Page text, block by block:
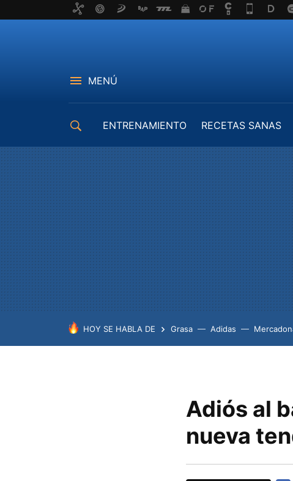
MENÚ
ENTRENAMIENTO RECETAS SANAS
HOY SE HABLA DE Grasa Adidas
Adiós al
nueva